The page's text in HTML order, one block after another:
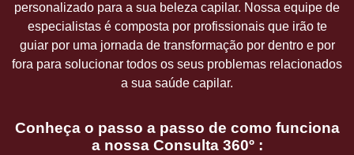
personalizado para a sua beleza capilar. Nossa equipe de
especialistas é composta por profissionais que irão te
guiar por uma jornada de transformação por dentro e por
fora para solucionar todos os seus problemas relacionados
a sua saúde capilar.
Conheça o passo a passo de como funciona
a nossa Consulta 360º :